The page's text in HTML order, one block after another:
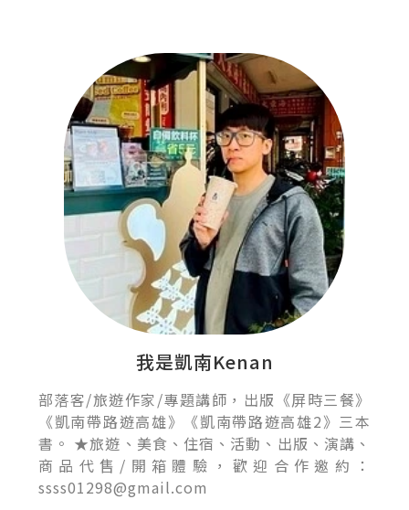
我是凱南Kenan
部落客/旅遊作家/專題講師，出版《屏時三餐》
《凱南帶路遊高雄》《凱南帶路遊高雄2》三本
書。 ★旅遊、美食、住宿、活動、出版、演講、
商品代售/開箱體驗，歡迎合作邀約：
ssss01298@gmail.com